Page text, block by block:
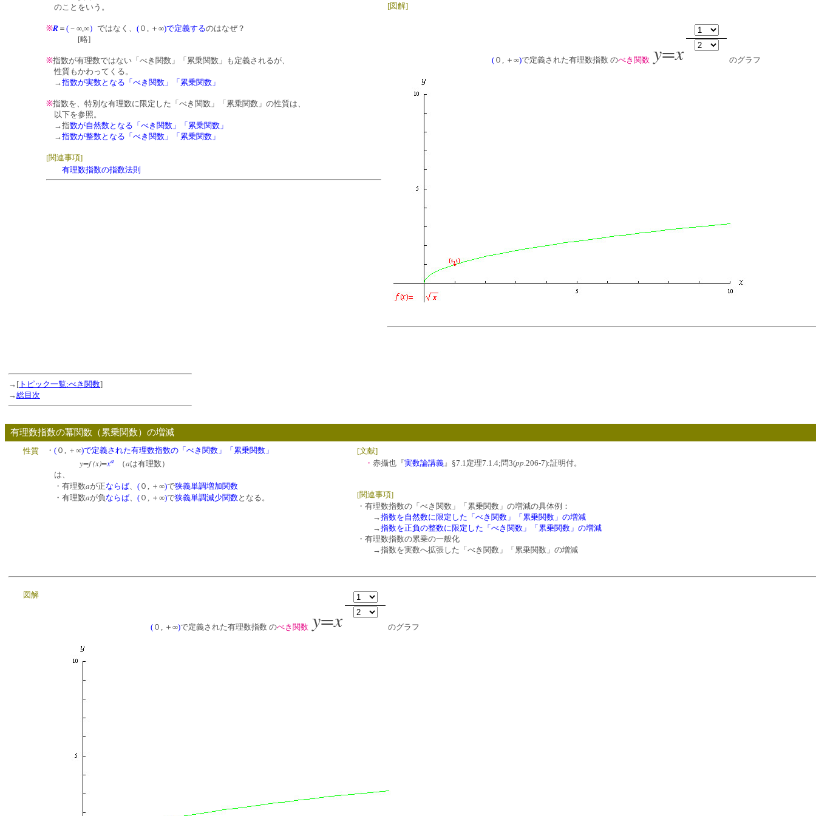
のことをいう。
※R ＝ ( －∞,∞） ではなく、 ( ０, ＋∞)で定義するのはなぜ？
[略]
※指数が有理数ではない「べき関数」「累乗関数」も定義されるが、
性質もかわってくる。
→指数が実数となる「べき関数」「累乗関数」
※指数を、特別な有理数に限定した「べき関数」「累乗関数」の性質は、
以下を参照。
→指数が自然数となる「べき関数」「累乗関数」
→指数が整数となる「べき関数」「累乗関数」
[関連事項]
有理数指数の指数法則
[図解]
y=x のグラフ
( ０, ＋∞)で定義された有理数指数 のべき関数
→[ トピック一覧:べき関数]
→総目次
有理数指数の冪関数（累乗関数）の増減
性質 ・ ( ０, ＋∞)で定義された有理数指数の「べき関数」「累乗関数」
y=f (x)=xa （aは有理数）
は、
・ 有理数aが正ならば、 ( ０, ＋∞)で狭義単調増加関数
・有理数aが負ならば、 ( ０, ＋∞)で狭義単調減少関数となる。
[文献]
・ 赤攝也『実数論講義』§7.1定理7.1.4;問3(pp.206-7):証明付。
[関連事項]
・有理数指数の「べき関数」「累乗関数」の増減の具体例：
→指数を自然数に限定した「べき関数」「累乗関数」の増減
→指数を正負の整数に限定した「べき関数」「累乗関数」の増減
・有理数指数の累乗の一般化
→指数を実数へ拡張した「べき関数」「累乗関数」の増減
図解
y=x のグラフ
( ０, ＋∞)で定義された有理数指数 のべき関数